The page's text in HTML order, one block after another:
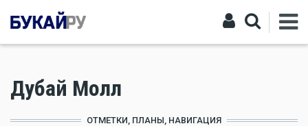
Дубай Молл
ОТМЕТКИ, ПЛАНЫ, НАВИГАЦИЯ